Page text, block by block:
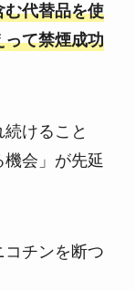
む代替品を使
って禁煙成功
けること
会」が先延
チンを断つ